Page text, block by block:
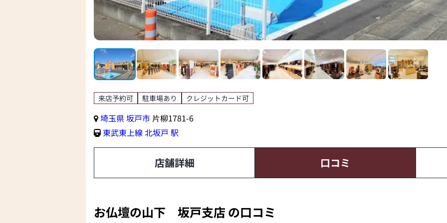
来店予約可 駐車場あり クレジットカード可
埼玉県坂戸市 片柳1781-6
東武東上線北坂戸 駅
店舗詳細 口コミ
お仏壇の山下 坂戸支店 の口コミ